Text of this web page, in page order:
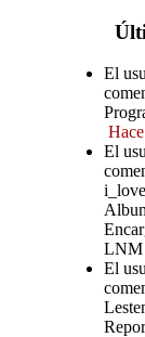
El
El
LNM
El